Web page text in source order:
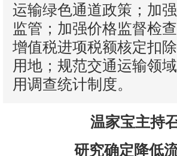
运输绿色通道政策；加
监管；加强价格监督检
增值税进项税额核定扣
用地；规范交通运输领
用调查统计制度。
温家宝主持
研究确定降低